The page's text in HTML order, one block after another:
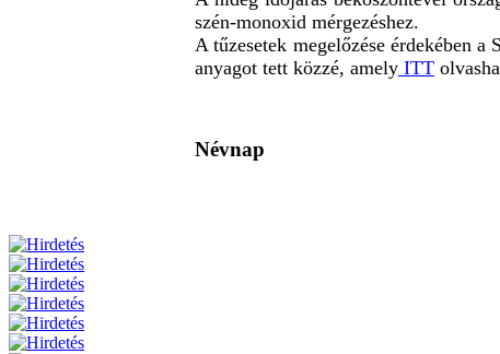
szén-monoxid mérgezéshez.
A tűzesetek megelőzése érdekében
anyagot tett közzé, amely ITT
Névnap